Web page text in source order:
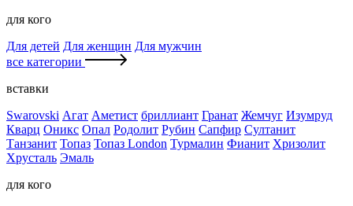
для кого
Для детей Для женщин Для мужчин
все категории
вставки
Swarovski Агат Аметист бриллиант Гранат Жемчуг Изумруд
Кварц Оникс Опал Родолит Рубин Сапфир Султанит
Танзанит Топаз Топаз London Турмалин Фианит Хризолит
Хрусталь Эмаль
для кого